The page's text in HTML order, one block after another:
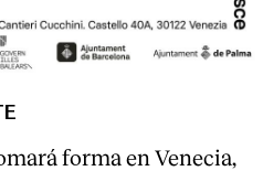
forma en Venecia,